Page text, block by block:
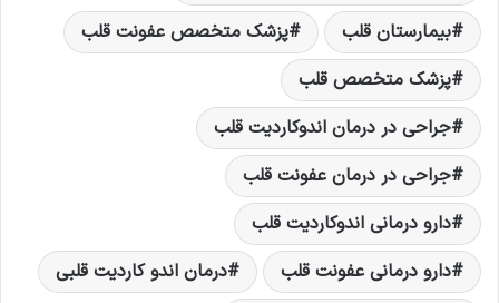
بیمارستان قلب
پزشک متخصص عفونت قلب
پزشک متخصص قلب
جراحی در درمان اندوکاردیت قلب
جراحی در درمان عفونت قلب
دارو درمانی اندوکاردیت قلب
دارو درمانی عفونت قلب
درمان اندو کاردیت قلبی